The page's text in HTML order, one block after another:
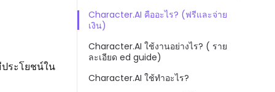
ระโยชน์ใน
Character.AI คืออะไร? (ฟรีและจ่าย
เงิน)
Character.AI ใช้งานอย่างไร? ( ราย
ละเอียด ed guide)
Character.AI ใช้ทำอะไร?